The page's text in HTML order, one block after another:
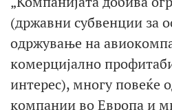
(државни субвенции за
одржување на
комерцијално
интерес), многу повеќе
компании во Европа и